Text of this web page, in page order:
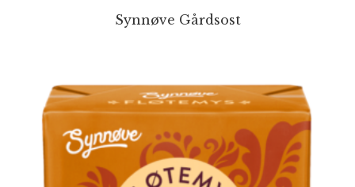
Synnøve Gårdsost